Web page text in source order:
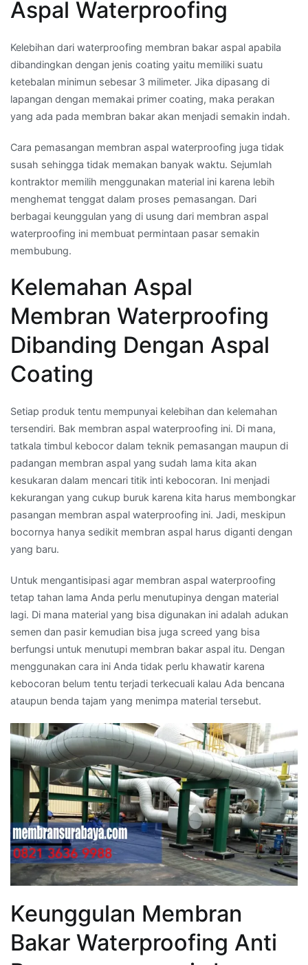
Aspal Waterproofing
Kelebihan dari waterproofing membran bakar aspal apabila
dibandingkan dengan jenis coating yaitu memiliki suatu
ketebalan minimun sebesar 3 milimeter. Jika dipasang di
lapangan dengan memakai primer coating, maka perakan
yang ada pada membran bakar akan menjadi semakin indah.
Cara pemasangan membran aspal waterproofing juga tidak
susah sehingga tidak memakan banyak waktu. Sejumlah
kontraktor memilih menggunakan material ini karena lebih
menghemat tenggat dalam proses pemasangan. Dari
berbagai keunggulan yang di usung dari membran aspal
waterproofing ini membuat permintaan pasar semakin
membubung.
Kelemahan Aspal
Membran Waterproofing
Dibanding Dengan Aspal
Coating
Setiap produk tentu mempunyai kelebihan dan kelemahan
tersendiri. Bak membran aspal waterproofing ini. Di mana,
tatkala timbul kebocor dalam teknik pemasangan maupun di
padangan membran aspal yang sudah lama kita akan
kesukaran dalam mencari titik inti kebocoran. Ini menjadi
kekurangan yang cukup buruk karena kita harus membongkar
pasangan membran aspal waterproofing ini. Jadi, meskipun
bocornya hanya sedikit membran aspal harus diganti dengan
yang baru.
Untuk mengantisipasi agar membran aspal waterproofing
tetap tahan lama Anda perlu menutupinya dengan material
lagi. Di mana material yang bisa digunakan ini adalah adukan
semen dan pasir kemudian bisa juga screed yang bisa
berfungsi untuk menutupi membran bakar aspal itu. Dengan
menggunakan cara ini Anda tidak perlu khawatir karena
kebocoran belum tentu terjadi terkecuali kalau Ada bencana
ataupun benda tajam yang menimpa material tersebut.
Keunggulan Membran
Bakar Waterproofing Anti